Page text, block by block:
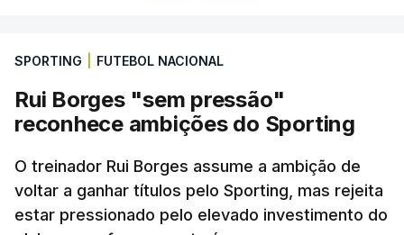
classificados, respetivamente, enquanto o
com o mesmo tempo, e mantém-se na liderança,
com 07:45.32 horas.
O pelotão vai cumprir a etapa mais longa da
corrida no sábado, numa terceira etapa entre Beja
e Elvas, ao longo de 182,2 quilómetros, com três
SPORTING FUTEBOL NACIONAL
Rui Borges "sem pressão"
reconhece ambições do Sporting
O treinador Rui Borges assume a ambição de
voltar a ganhar títulos pelo Sporting, mas rejeita
estar pressionado pelo elevado investimento do